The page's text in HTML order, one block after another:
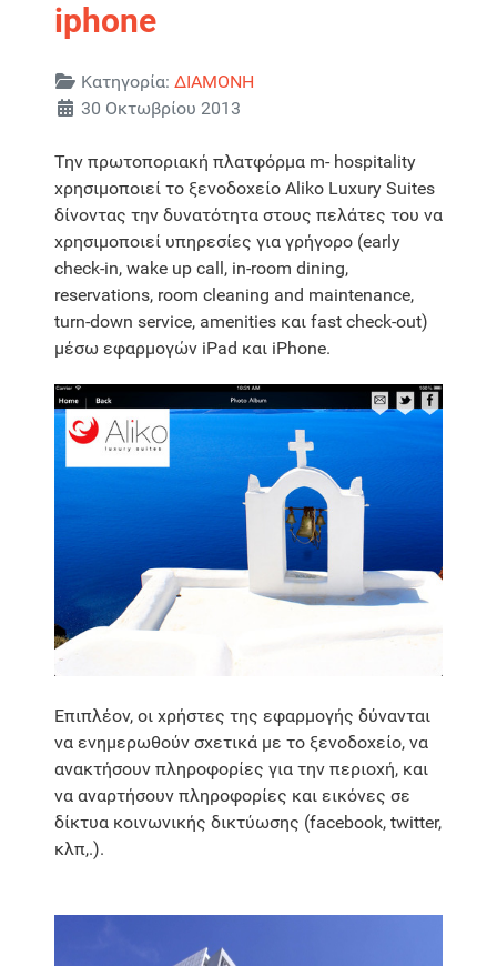
iphone
Λεπτομέρειες
Κατηγορία: ΔΙΑΜΟΝΗ
30 Οκτωβρίου 2013
Την πρωτοποριακή πλατφόρμα m- hospitality
χρησιμοποιεί το ξενοδοχείο Aliko Luxury Suites
δίνοντας την δυνατότητα στους πελάτες του να
χρησιμοποιεί υπηρεσίες για γρήγορο (early
check-in, wake up call, in-room dining,
reservations, room cleaning and maintenance,
turn-down service, amenities και fast check-out)
μέσω εφαρμογών iPad και iPhone.
Επιπλέον, οι χρήστες της εφαρμογής δύνανται
να ενημερωθούν σχετικά με το ξενοδοχείο, να
ανακτήσουν πληροφορίες για την περιοχή, και
να αναρτήσουν πληροφορίες και εικόνες σε
δίκτυα κοινωνικής δικτύωσης (facebook, twitter,
κλπ,.).